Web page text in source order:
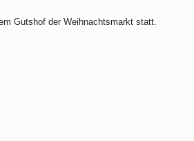
Gutshof der Weihnachtsmarkt statt.